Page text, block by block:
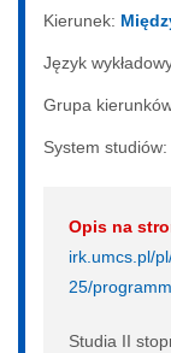
Kierunek:
Język
Grupa
System studiów:
Opis na
irk.umcs.pl/
25/
Studia II